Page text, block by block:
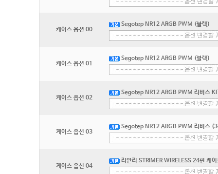
케이스 옵션 00
Segotep NR12 ARGB PWM (블랙)
케이스 옵션 01
Segotep NR12 ARGB PWM (블랙)
케이스 옵션 02
Segotep NR12 ARGB PWM 리버스
케이스 옵션 03
Segotep NR12 ARGB PWM 리버스
케이스 옵션 04
리안리 STRIMER WIRELESS 24핀